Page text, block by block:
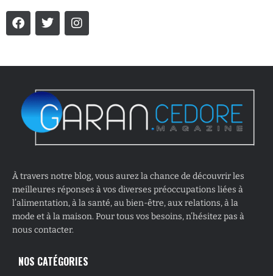
À travers notre blog, vous aurez la chance de découvrir les
meilleures réponses à vos diverses préoccupations liées à
l’alimentation, à la santé, au bien-être, aux relations, à la
mode et à la maison. Pour tous vos besoins, n’hésitez pas à
nous contacter.
NOS CATÉGORIES